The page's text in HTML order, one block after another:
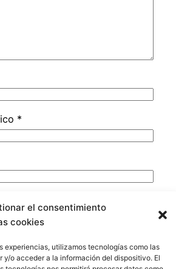
el consentimiento
cookies
experiencias, utilizamos tecnologías como las
y/o acceder a la información del dispositivo. El
*
correo electrónico y web
para la próxima vez que